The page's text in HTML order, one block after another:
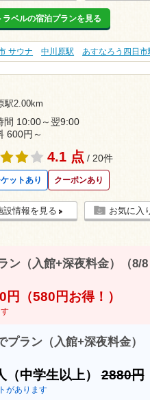
ラベルの宿泊プランを見る
サウナ 中川原駅 あすなろう四日市
駅2.00km
間 10:00～翌9:00
600円～
4.1 点 / 20件
ットあり クーポンあり
設情報を見る お気に入
ン（入館+深夜料金）（8/
円（580円お得！）
プラン（入館+深夜料金）
（中学生以上）2880円
があります